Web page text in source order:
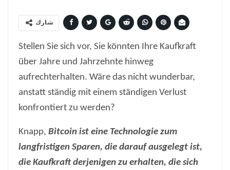
شارك
Stellen Sie sich vor, Sie könnten Ihre Kaufkraft
über Jahre und Jahrzehnte hinweg
aufrechterhalten. Wäre das nicht wunderbar,
anstatt ständig mit einem ständigen Verlust
konfrontiert zu werden?
Knapp, Bitcoin ist eine Technologie zum
langfristigen Sparen, die darauf ausgelegt ist,
die Kaufkraft derjenigen zu erhalten, die sich